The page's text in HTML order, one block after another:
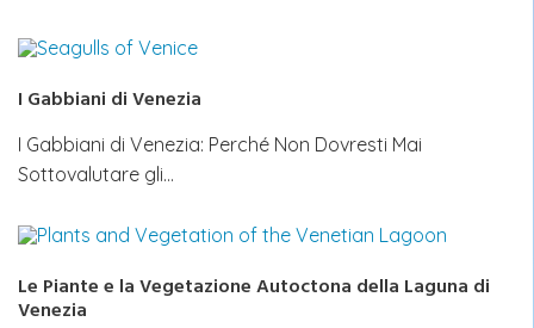
I Gabbiani di Venezia
I Gabbiani di Venezia: Perché Non Dovresti Mai
Sottovalutare gli…
Le Piante e la Vegetazione Autoctona della Laguna di
Venezia